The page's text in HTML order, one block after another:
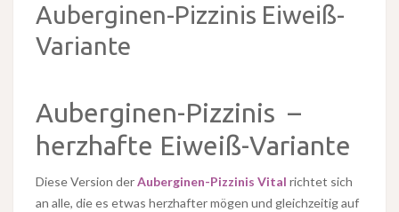
Auberginen-Pizzinis Eiweiß-
Variante
Auberginen-Pizzinis –
herzhafte Eiweiß-Variante
Diese Version derAuberginen-Pizzinis Vital richtet sich
an alle, die es etwas herzhafter mögen und gleichzeitig auf